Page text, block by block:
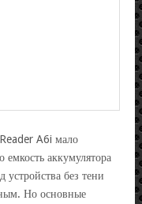
A6i мало
емкость аккумулятора
без тени
Но основные